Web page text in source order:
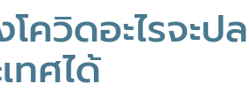
โควิดอะไรจ
ทศได้